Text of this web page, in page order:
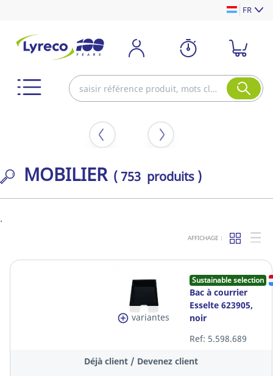
FR
MOBILIER ( 753 produits )
.
AFFICHAGE :
variantes
Sustainable selection
Bac à courrier
Esselte 623905,
noir
Ref: 5.598.689
Déjà client / Devenez client